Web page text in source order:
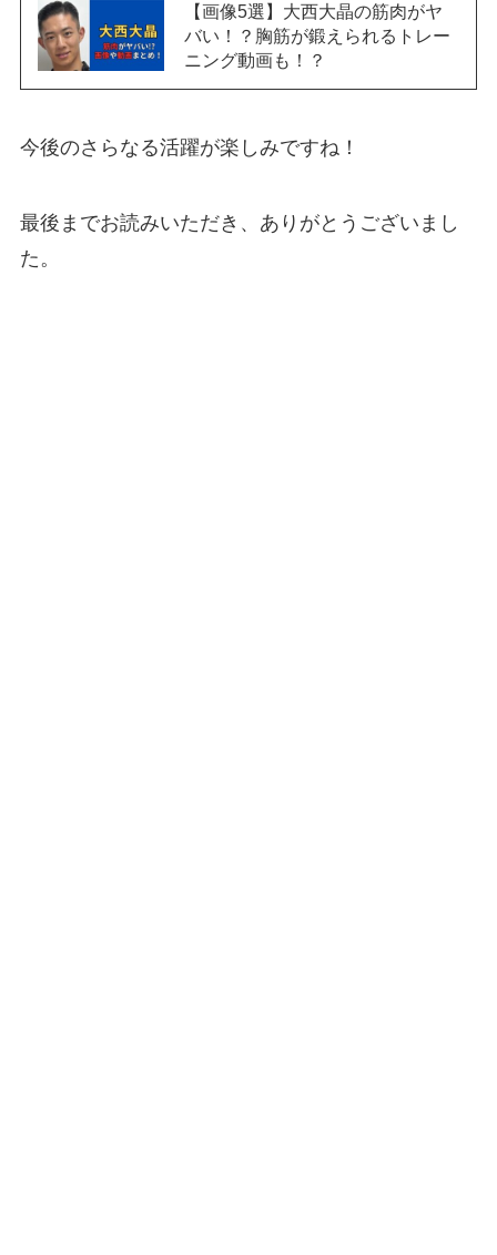
【画像5選】大西大晶の筋肉がヤ
バい！？胸筋が鍛えられるトレー
ニング動画も！？
今後のさらなる活躍が楽しみですね！
最後までお読みいただき、ありがとうございまし
た。